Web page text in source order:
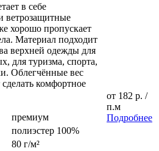
в себе
ветрозащитные
хорошо пропускает
Материал подходит
верхней одежды для
для туризма, спорта,
Облегчённые вес
комфортное
премиум
полиэстер 100%
80 г/м²
от 182 р. /
п.м
Подробнее